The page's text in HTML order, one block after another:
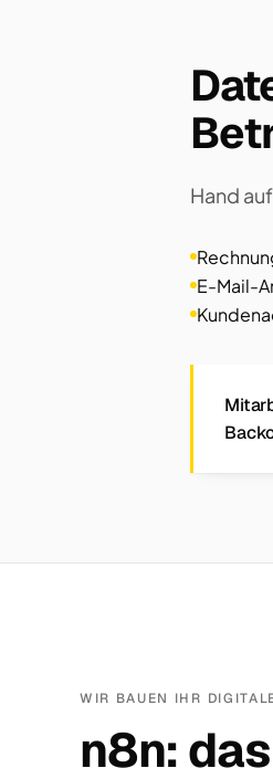
Hand
E-Mail-
WIR BAUEN IHR
n8n: